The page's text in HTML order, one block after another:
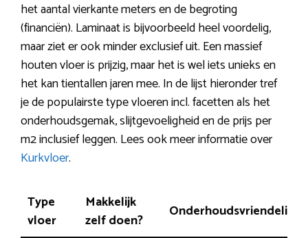
het aantal vierkante meters en de begroting
(financiën). Laminaat is bijvoorbeeld heel voordelig,
maar ziet er ook minder exclusief uit. Een massief
houten vloer is prijzig, maar het is wel iets unieks en
het kan tientallen jaren mee. In de lijst hieronder tref
je de populairste type vloeren incl. facetten als het
onderhoudsgemak, slijtgevoeligheid en de prijs per
m2 inclusief leggen. Lees ook meer informatie over
Kurkvloer.
Type
vloer
Makkelijk
zelf doen?
Onderhoudsvriendelijk